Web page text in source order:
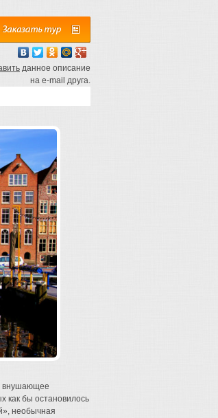
данное описание
на e-mail друга.
внушающее
как бы остановилось
необычная